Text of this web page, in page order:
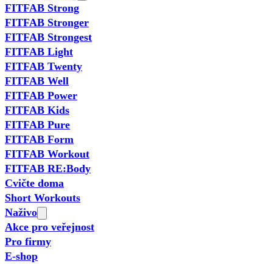
FITFAB Strong
FITFAB Stronger
FITFAB Strongest
FITFAB Light
FITFAB Twenty
FITFAB Well
FITFAB Power
FITFAB Kids
FITFAB Pure
FITFAB Form
FITFAB Workout
FITFAB RE:Body
Cvičte doma
Short Workouts
Naživo
Akce pro veřejnost
Pro firmy
E-shop